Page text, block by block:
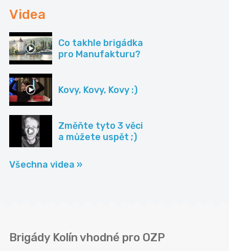
Videa
Co takhle brigádka
pro Manufakturu?
Kovy, Kovy, Kovy :)
Změňte tyto 3 věci
a můžete uspět ;)
Všechna videa »
Brigády Kolín vhodné pro OZP